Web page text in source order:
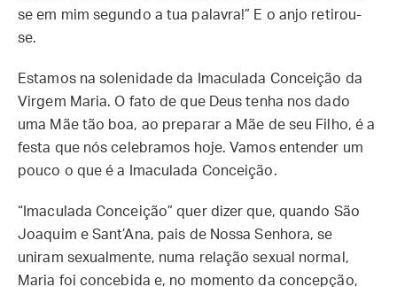
se em mim segundo a tua palavra!” E o anjo retirou-
se.
Estamos na solenidade da Imaculada Conceição da
Virgem Maria. O fato de que Deus tenha nos dado
uma Mãe tão boa, ao preparar a Mãe de seu Filho, é a
festa que nós celebramos hoje. Vamos entender um
pouco o que é a Imaculada Conceição.
“Imaculada Conceição” quer dizer que, quando São
Joaquim e Sant’Ana, pais de Nossa Senhora, se
uniram sexualmente, numa relação sexual normal,
Maria foi concebida e, no momento da concepção,